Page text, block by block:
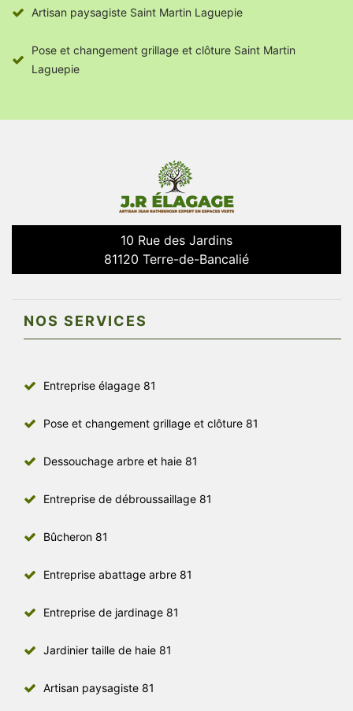
Artisan paysagiste Saint Martin Laguepie
Pose et changement grillage et clôture Saint Martin
Laguepie
10 Rue des Jardins
81120 Terre-de-Bancalié
NOS SERVICES
Entreprise élagage 81
Pose et changement grillage et clôture 81
Dessouchage arbre et haie 81
Entreprise de débroussaillage 81
Bûcheron 81
Entreprise abattage arbre 81
Entreprise de jardinage 81
Jardinier taille de haie 81
Artisan paysagiste 81